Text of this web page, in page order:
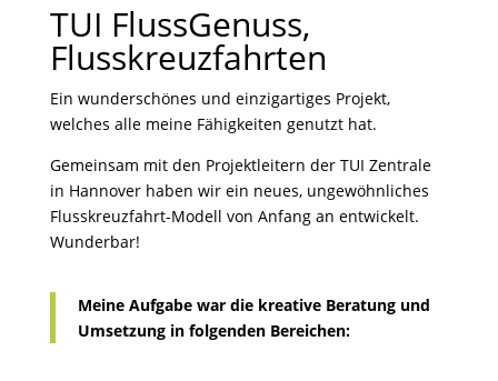
TUI FlussGenuss,
Flusskreuzfahrten
Ein wunderschönes und einzigartiges Projekt,
welches alle meine Fähigkeiten genutzt hat.
Gemeinsam mit den Projektleitern der TUI Zentrale
in Hannover haben wir ein neues, ungewöhnliches
Flusskreuzfahrt-Modell von Anfang an entwickelt.
Wunderbar!
Meine Aufgabe war die kreative Beratung und
Umsetzung in folgenden Bereichen: